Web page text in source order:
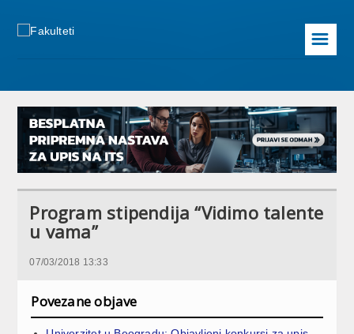
☰
Program stipendija “Vidimo talente
u vama”
07/03/2018 13:33
Povezane objave